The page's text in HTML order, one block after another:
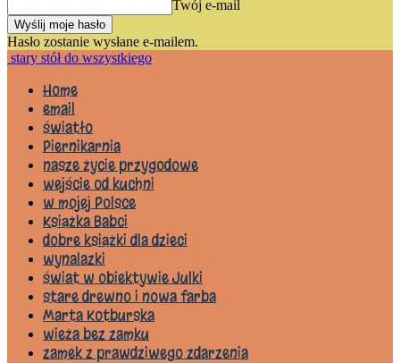
Twój e-mail
Hasło zostanie wysłane e-mailem.
stary stół do wszystkiego
Home
email
światło
Piernikarnia
nasze życie przygodowe
wejście od kuchni
w mojej Polsce
Książka Babci
dobre książki dla dzieci
wynalazki
świat w obiektywie Julki
stare drewno i nowa farba
Marta Kotburska
wieża bez zamku
zamek z prawdziwego zdarzenia